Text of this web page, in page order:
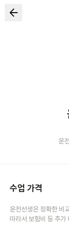
운
수업 가격
운전선생은 정확한 비
따라서 보험비 등 추가